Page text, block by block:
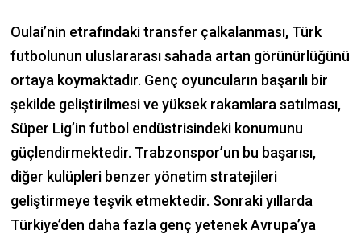
Oulai’nin etrafındaki transfer çalkalanması, Türk
futbolunun uluslararası sahada artan görünürlüğünü
ortaya koymaktadır. Genç oyuncuların başarılı bir
şekilde geliştirilmesi ve yüksek rakamlara satılması,
Süper Lig’in futbol endüstrisindeki konumunu
güçlendirmektedir. Trabzonspor’un bu başarısı,
diğer kulüpleri benzer yönetim stratejileri
geliştirmeye teşvik etmektedir. Sonraki yıllarda
Türkiye’den daha fazla genç yetenek Avrupa’ya